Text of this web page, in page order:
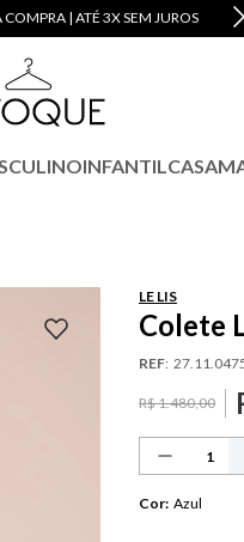
| ATÉ 3X SEM JUROS
INFANTILCASA
LE LIS
Colete
REF:
R$1.480,00
Cor: Azul